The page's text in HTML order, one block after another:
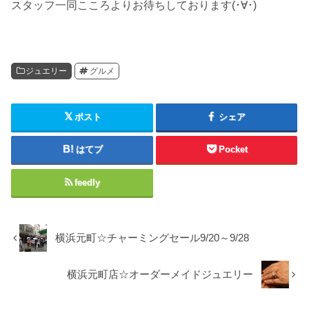
スタッフ一同こころよりお待ちしております(･∀･)
ジュエリー グルメ
ポスト シェア
はてブ Pocket
feedly
横浜元町☆チャーミングセール9/20～9/28
横浜元町店☆オーダーメイドジュエリー